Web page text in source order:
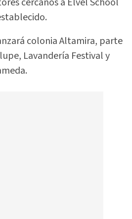
colonia Altamira, parte
Lavandería Festival y